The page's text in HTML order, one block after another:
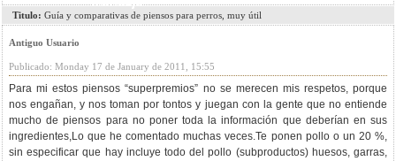
Titulo: Guía y comparativas de piensos para perros, muy útil
Antiguo Usuario
Publicado: Monday 17 de January de 2011, 15:55
Para mi estos piensos “superpremios” no se merecen mis respetos, porque
nos engañan, y nos toman por tontos y juegan con la gente que no entiende
mucho de piensos para no poner toda la información que deberían en sus
ingredientes,Lo que he comentado muchas veces.Te ponen pollo o un 20 %,
sin especificar que hay incluye todo del pollo (subproductos) huesos, garras,